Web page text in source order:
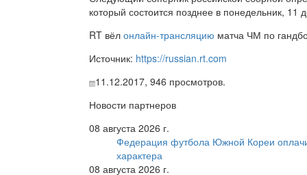
который состоится позднее в понедельник, 11
RT вёл онлайн-трансляцию матча ЧМ по
Источник: https://russian.rt.com
11.12.2017, 946 просмотров.
Новости партнеров
08 августа 2026 г.
Федерация футбола Южной Кореи
характера
08 августа 2026 г.